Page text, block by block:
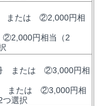
または ②2,000円相
円相当（2
または ②3,000円相
または ②3,000円相
選択